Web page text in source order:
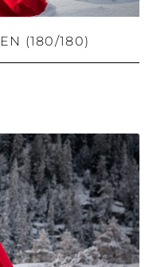
(180/180)